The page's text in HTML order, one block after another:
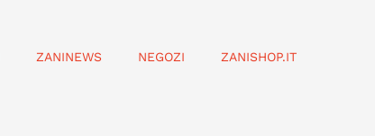
ZANINEWS NEGOZI ZANISHOP.IT